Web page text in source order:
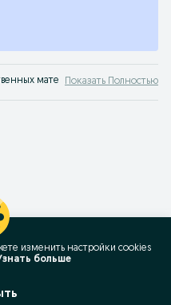
материалов Ташкент.
Показать Полностью
изменить настройки cookies
больше